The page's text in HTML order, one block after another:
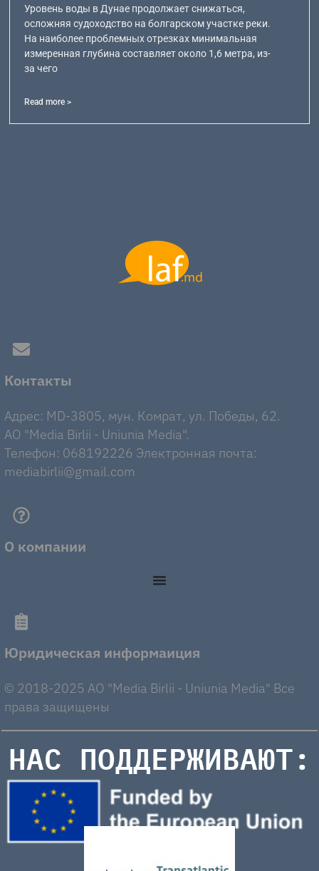
Уровень воды в Дунае продолжает снижаться,
осложняя судоходство на болгарском участке реки.
На наиболее проблемных отрезках минимальная
измеренная глубина составляет около 1,6 метра, из-
за чего
Read more >
Контакты
Адрес: MD-3805, мун. Комрат, ул. Победы, 62.
AO "Media Birlii - Uniunia Media".
Телефон: 068192226 Электронная почта:
mediabirlii@gmail.com
О компании
Юридическая информаиция
© 2018-2025 AO "Media Birlii - Uniunia Media" Все
права защищены
НАС ПОДДЕРЖИВАЮТ: